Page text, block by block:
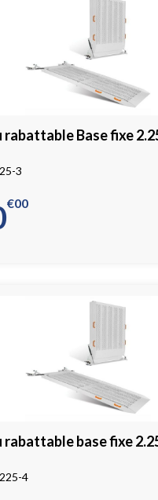
rabattable Base fixe
3
00
€
rabattable base fixe
4